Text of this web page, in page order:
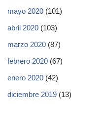
mayo 2020 (101)
abril 2020 (103)
marzo 2020 (87)
febrero 2020 (67)
enero 2020 (42)
diciembre 2019 (13)